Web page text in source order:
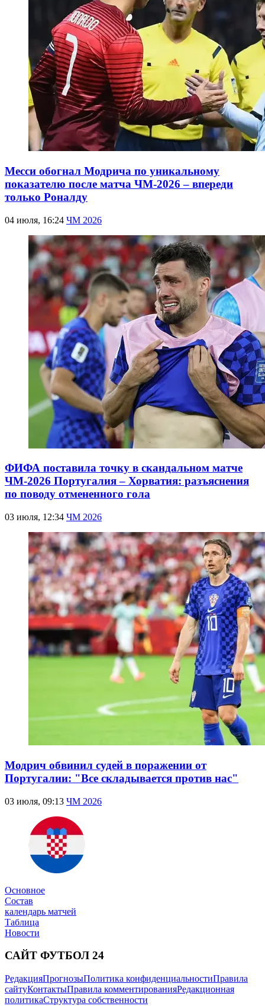
Месси обогнал Модрича по уникальному
показателю после матча ЧМ-2026 – впереди
только Роналду
04 июля, 16:24 ЧМ 2026
ФИФА поставила точку в скандальном матче
ЧМ-2026 Португалия – Хорватия: разъяснения
по поводу отмененного гола
03 июля, 12:34 ЧМ 2026
Модрич обвинил судей в поражении от
Португалии: "Все складывается против нас"
03 июля, 09:13 ЧМ 2026
Основное
Состав
календарь матчей
Таблица
Новости
САЙТ ФУТБОЛ 24
РедакцияПрогнозыПолитика конфиденциальностиПравила
сайтуКонтактыПравила комментированияРедакционная
политикаСтруктура собственности